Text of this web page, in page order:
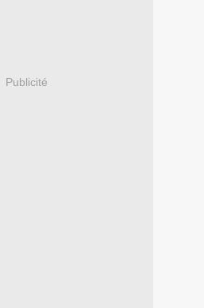
Publicité